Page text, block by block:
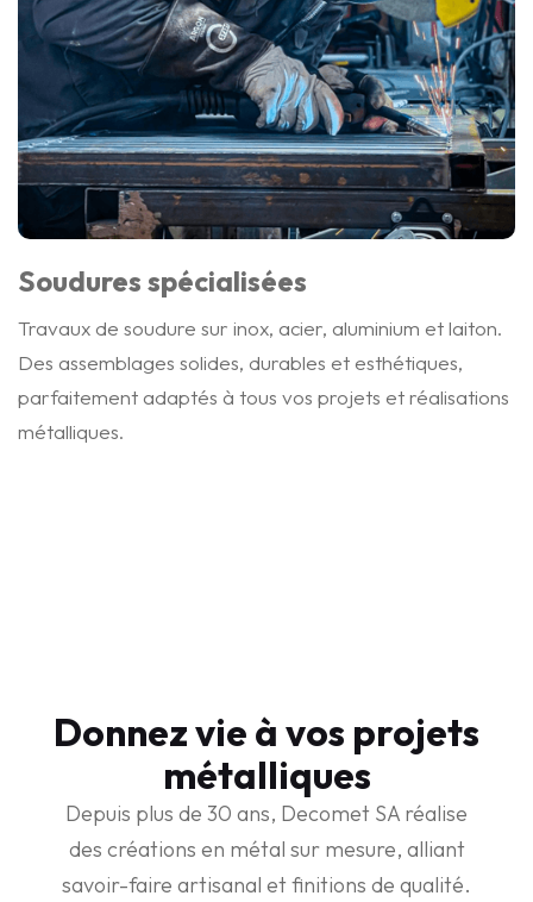
Soudures spécialisées
Travaux de soudure sur inox, acier, aluminium et laiton.
Des assemblages solides, durables et esthétiques,
parfaitement adaptés à tous vos projets et réalisations
métalliques.
Donnez vie à vos projets
métalliques
Depuis plus de 30 ans, Decomet SA réalise
des créations en métal sur mesure, alliant
savoir-faire artisanal et finitions de qualité.